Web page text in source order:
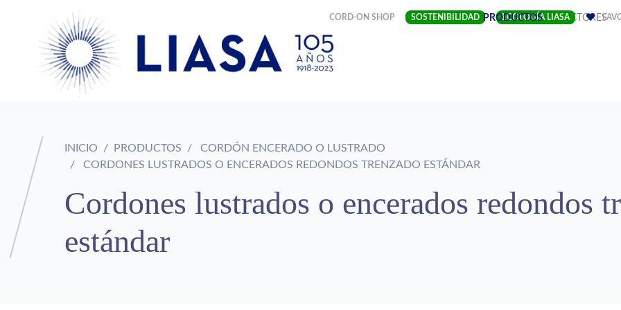
CORD-ON SHOP SOSTENIBILIDAD ECOLOGÍA LIASA
EMPRESA(CURRENT)
PRODUCTOS SECTORES
INICIO PRODUCTOS
CORDÓN ENCERADO O LUSTRADO
CORDONES LUSTRADOS O ENCERADOS REDONDOS TRENZADO ESTÁNDAR
Cordones lustrados o encerados redondos
estándar